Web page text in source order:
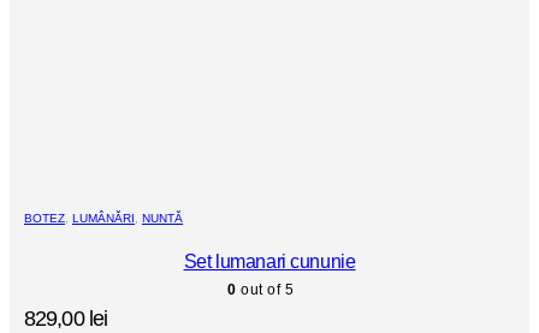
BOTEZ LUMÂNĂRI NUNTĂ
Set lumanari cununie
0 out of 5
829,00 lei